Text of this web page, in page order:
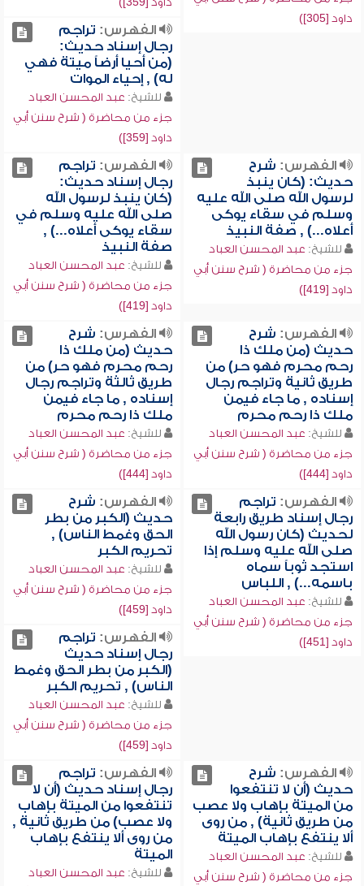
داود [305])
الفهرس: تراجم
رجال إسناد حديث:
(من أحيا أرضاً ميتة فهي
له) , إحياء الموات
للشيخ: عبد المحسن العباد
جزء من محاضرة ( شرح سنن أبي
داود [359])
الفهرس: شرح
حديث: (كان ينبذ
لرسول الله صلى الله عليه
وسلم في سقاء يوكى
أعلاه...) , صفة النبيذ
للشيخ: عبد المحسن العباد
جزء من محاضرة ( شرح سنن أبي
داود [419])
الفهرس: تراجم
رجال إسناد حديث:
(كان ينبذ لرسول الله
صلى الله عليه وسلم في
سقاء يوكى أعلاه...) ,
صفة النبيذ
للشيخ: عبد المحسن العباد
جزء من محاضرة ( شرح سنن أبي
داود [419])
الفهرس: شرح
حديث (من ملك ذا
رحم محرم فهو حر) من
طريق ثانية وتراجم رجال
إسناده , ما جاء فيمن
ملك ذا رحم محرم
للشيخ: عبد المحسن العباد
جزء من محاضرة ( شرح سنن أبي
داود [444])
الفهرس: شرح
حديث (من ملك ذا
رحم محرم فهو حر) من
طريق ثالثة وتراجم رجال
إسناده , ما جاء فيمن
ملك ذا رحم محرم
للشيخ: عبد المحسن العباد
جزء من محاضرة ( شرح سنن أبي
داود [444])
الفهرس: تراجم
رجال إسناد طريق رابعة
لحديث (كان رسول الله
صلى الله عليه وسلم إذا
استجد ثوباً سماه
باسمه...) , اللباس
للشيخ: عبد المحسن العباد
جزء من محاضرة ( شرح سنن أبي
داود [451])
الفهرس: شرح
حديث (الكبر من بطر
الحق وغمط الناس) ,
تحريم الكبر
للشيخ: عبد المحسن العباد
جزء من محاضرة ( شرح سنن أبي
داود [459])
الفهرس: تراجم
رجال إسناد حديث
(الكبر من بطر الحق وغمط
الناس) , تحريم الكبر
للشيخ: عبد المحسن العباد
جزء من محاضرة ( شرح سنن أبي
داود [459])
الفهرس: شرح
حديث (أن لا تنتفعوا
من الميتة بإهاب ولا عصب
من طريق ثانية) , من روى
ألا ينتفع بإهاب الميتة
للشيخ: عبد المحسن العباد
جزء من محاضرة ( شرح سنن أبي
الفهرس: تراجم
رجال إسناد حديث (أن لا
تنتفعوا من الميتة بإهاب
ولا عصب) من طريق ثانية ,
من روى ألا ينتفع بإهاب
الميتة
للشيخ: عبد المحسن العباد